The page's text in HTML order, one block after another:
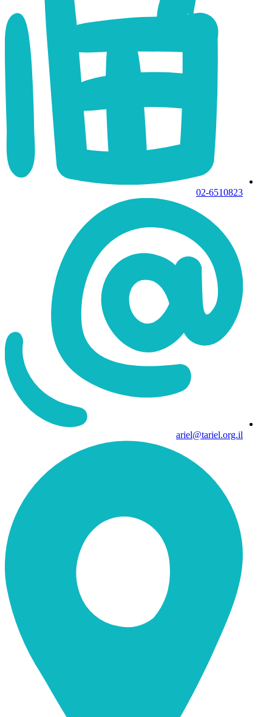
02-6510823
ariel@tariel.org.il